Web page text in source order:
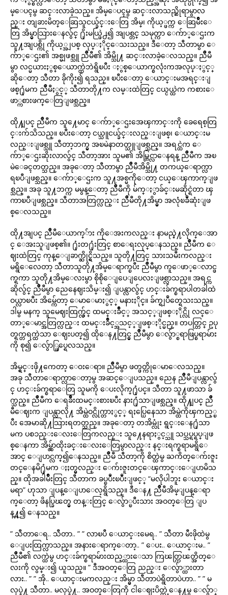
မ္ေပၚမွ ဆင္းလာခဲ့သည္။ အိမ္ေပၚမွ ဆင္းလာသည္ဆိုရာမွာလ
ည္း တျခားမိတ္ေဆြသူငယ္ခ်င္းေတြ အိမ္၊ ကိုယ့္ဖက္က ေဆြမ်ိဳးေ
တြ အိမ္မွာသြားေနလွ်င္ ႐ိုးမယ္ဖြဲ႕၍ အျပစ္တင္ သမုတ္ကာ ေက်ာ္ေဌးက
သူ႔အျပစ္ကို ကိုယ့္အျပစ္ လုပ္ႏိုင္ေသးသည္။ ဒီေတာ့ သီတာမွာ ေ
က်ာ္ေဌး၏ အစ္မျဖစ္သူ ညိဳမီ၏ အိမ္သို႔ ဆင္းလာခဲ့ေလသည္။ ညိဳမီ
မွာ လင္မယားႏွစ္ေယာက္ထဲဘဲရွိၿပီး ႏွစ္ေယာက္စလုံးကအလုပ္ႏွင့္
ဆိုေတာ့ သီတာ ခိုကိုး၍ ရသည္။ ၿပီးေတာ့ ေယာင္းမအရင္းျ
ဖစ္႐ုံမက ညိဳမီႏွင့္ သီတာတို႔က လမ္းထဲတြင္ ငယ္ငယ္ထဲက ကစားေ
ဖာ္ကစားဖက္ေတြျဖစ္သည္။
ထို႔ျပင္ ညိဳမီက သူ႔ေမာင္ ေက်ာ္ေဌးအေၾကာင္းကို ခေရေစ့တြ
င္းက်သိသည္။ ၿပီးေတာ့ ငယ္သူငယ္ခ်င္းလည္းျဖစ္၊ ေယာင္းမ
လည္းျဖစ္သူ သီတာ့ဘက္မွ အၿမဲနာတတ္သူျဖစ္သည္။ အရင္ထဲက ေ
က်ာ္ေဌးဆိုးလာလွ်င္ သီတာ့အား သူမ၏ အိမ္တြင္လာေနရန္ ညိဳမီက အၿ
မဲေခၚတတ္သည္။ အခုေတာ့ သီတာမွာ ညိဳမီအိမ္သို႔ တကယ္ေရာက္လာ
ရၿပီျဖစ္သည္။ ေက်ာ္ေဌးက သူ႔အစ္မကိုေတာ့ ငယ္ေၾကာက္ျဖ
စ္သည္။ အခု သူ႔ဘက္က မမွန္ေတာ့ ညိဳမီကို မ်က္ႏွာခ်င္းမဆိုင္ရဲတာ ၾ
ကာၿပီျဖစ္သည္။ သီတာအတြက္လည္း ညိဳမီတို႔အိမ္မွာ အလုံၿခဳံဆုံးျဖ
စ္ေလသည္။
ထို႔အျပင္ ညိဳမီေယာက္်ား ကိုေအးကလည္း နာမည္နဲ႔လိုက္ေအာ
င္ ေအးသူျဖစ္၏။ ႐ုံးတ႐ုံးတြင္ စာေရးလုပ္ေနသည္။ ညိဳမီက ေ
ဈးထဲတြင္ ကုန္ေျခာက္ဆိုင္ရွိသည္။ သူတို႔တြင္ သားသမီးကလည္း
မရွိေလေတာ့ သီတာသူတို႔အိမ္ေရာက္ၿပီး ညိဳမီမွာ ကူေဖာ္ေလာင္ဖ
က္ရကာ သူတို႔အိမ္ေလးမွာ စိုစိုေျပေျပေလးျဖစ္လာသည္။ အရင္က
ဆိုလွ်င္ ညိဳမီမွာ ညေနေဈးသိမ္း၍ ျပန္လာလွ်င္ ဟင္းခ်က္စရာပါတခါထဲ
ဝယ္လာၿပီး အိမ္က်ေတာ့ ေမာေမာႏွင့္ မနားႏိုင္။ ခ်က္ရျပဳတ္ရေသးသည္။
ဒါမွ မနက္ သူမေဈးထြက္လွ်င္ ထမင္းခ်ိဳင့္ အသင့္ျဖစ္ႏိုင္လို လင္ေ
တာ္ေမာင္အတြက္လည္း ထမင္းခ်ိဳင့္အသင့္ျဖစ္ႏိုင္မည္။ တပတ္တြင္ ဥပု
တ္ရက္တရက္ထဲသာ ေဈးပတ္၍ ထိုေန႔တြင္မွ ညိဳမီမွာ ေလွ်ာ္စရာဖြပ္စရာမ်ား
ကို စု၍ ေလွ်ာ္ဖြပ္ရေလသည္။
အိမ္ရွင္းဖို႔ကေတာ့ ေဝးေရာ။ ညိဳမီမွာ ဖတ္ဖတ္ကိုေမာေလသည္။
အခု သီတာေရာက္လာေတာ့မွ အဆင္ေျပသည္။ ညေန ညိဳမီျပန္လာလွ်
င္ ဟင္းခ်က္စရာေတြ သူမကို ေပးလိုက္႐ုံပင္။ သီတာ သူ႔ဖာသာ ခ်
က္သည္။ ညိဳမီက ေရခ်ိဳးထမင္းစားၿပီး နား႐ုံသာျဖစ္သည္။ ထို႔ျပင္ ညိဳ
မီေဈးက ျပန္လာလို႔ အိမ္ထဲဝင္လိုက္တာႏွင့္ ရႈပ္ပြေနေသာ အိမ္ထဲကိုၾကည့္ၿ
ပီး အေမာဆို႔သြားရတတ္သည္။ အခုေတာ့ တအိမ္လုံး ရွင္းေန႐ုံသာ
မက ပစၥည္းေလးေတြကလည္း သူ႔ေနရာႏွင့္သူ သပ္သပ္ရပ္ရပ္ျဖ
စ္ေနကာ အိမ္လွ်ာထိုးခင္းေလးေတြမွာလည္း နင္းရက္စရာမရွိေ
အာင္ ေျပာင္လက္၍ေနသည္။ ညိဳမီ သီတာ့ကို စိတ္ထဲမွ ႀကိတ္ေက်းဇူး
တင္ေနမိ႐ုံမက ႏႈတ္မွလည္း ေက်းဇူးတင္ေၾကာင္းေျပာမိသ
ည္။ ထိုအခါမ်ိဳးတြင္ သီတာက ခပ္ၿပဳံးၿပဳံးျဖင့္ “မလိုပါဘူး ေယာင္း
မရာ” ဟုသာ ျပန္ေျပာေလ့ရွိသည္။ ဒီေန႔ ညိဳမီအိမ္ျပန္ေရာ
က္ေတာ့ ဖိနပ္ခြၽတ္မွ တန္းတြင္ ေလွ်ာ္ၿပီးသား အဝတ္ေတြ ျပ
န္႔္၍ ေနသည္။
” သီတာေရ.. သီတာ.. ” ” လာၿပီ ေယာင္းမေရ.. ” သီတာ မီးဖိုထဲမွ
ေျပးထြက္လာသည္။ အနားေရာက္ေတာ့.. ” ေပး.. ေယာင္းမ.. ”
ညိဳမီ၏ လက္ထဲမွ ဟင္းခ်က္စရာမ်ားထည့္ထားေသာ ကြၽတ္ကြၽတ္အိတ္ေ
လးကို လွမ္း၍ ယူသည္။ ” ဒီအဝတ္ေတြ ညည္း ေလွ်ာ္ထားတာ
လား.. ” ” အို.. ေယာင္းမကလည္း အိမ္မွာ သီတာပဲရွိတာပဲဟာ.. ” ” မ
လုပ္နဲ႔ သီတာ.. မလုပ္နဲ႔.. အဝတ္ေတြကို ငါေဈးပိတ္တဲ့ေန႔မွ ေလွ်ာ္